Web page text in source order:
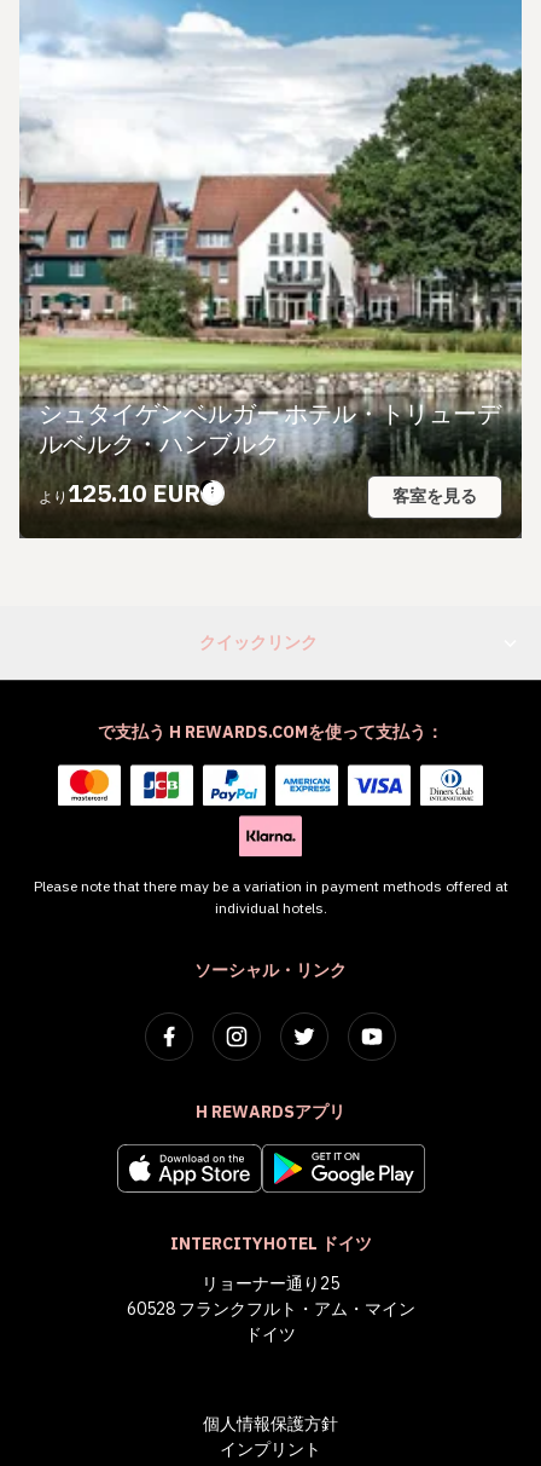
シュタイゲンベルガー ホテル・トリューデ
ルベルク・ハンブルク
より 125.10 EUR 客室を見る
クイックリンク
ソーシャル・リンク
H REWARDSアプリ
INTERCITYHOTEL ドイツ
リョーナー通り25
60528 フランクフルト・アム・マイン
ドイツ
で支払う H REWARDS.COMを使って支払う：
Please note that there may be a variation in payment methods offered at
individual hotels.
個人情報保護方針
インプリント